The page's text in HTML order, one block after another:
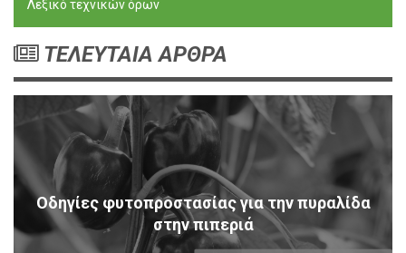
Λεξικό τεχνικών όρων
ΤΕΛΕΥΤΑΙΑ ΑΡΘΡΑ
Οδηγίες φυτοπροστασίας για την πυραλίδα
στην πιπεριά